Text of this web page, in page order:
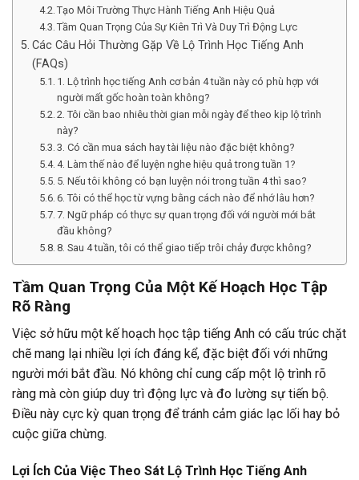
Tạo Môi Trường Thực Hành Tiếng Anh Hiệu Quả
Tầm Quan Trọng Của Sự Kiên Trì Và Duy Trì Động Lực
Các Câu Hỏi Thường Gặp Về Lộ Trình Học Tiếng Anh
(FAQs)
1. Lộ trình học tiếng Anh cơ bản 4 tuần này có phù hợp với
người mất gốc hoàn toàn không?
2. Tôi cần bao nhiêu thời gian mỗi ngày để theo kịp lộ trình
này?
3. Có cần mua sách hay tài liệu nào đặc biệt không?
4. Làm thế nào để luyện nghe hiệu quả trong tuần 1?
5. Nếu tôi không có bạn luyện nói trong tuần 4 thì sao?
6. Tôi có thể học từ vựng bằng cách nào để nhớ lâu hơn?
7. Ngữ pháp có thực sự quan trọng đối với người mới bắt
đầu không?
8. Sau 4 tuần, tôi có thể giao tiếp trôi chảy được không?
Tầm Quan Trọng Của Một Kế Hoạch Học Tập
Rõ Ràng
Việc sở hữu một kế hoạch học tập tiếng Anh có cấu trúc chặt
chẽ mang lại nhiều lợi ích đáng kể, đặc biệt đối với những
người mới bắt đầu. Nó không chỉ cung cấp một lộ trình rõ
ràng mà còn giúp duy trì động lực và đo lường sự tiến bộ.
Điều này cực kỳ quan trọng để tránh cảm giác lạc lối hay bỏ
cuộc giữa chừng.
Lợi Ích Của Việc Theo Sát Lộ Trình Học Tiếng Anh